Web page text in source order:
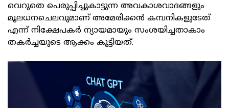
വെറുതെ പെരുപ്പിച്ചുകാട്ടുന്ന അവകാശവാദങ്ങളും
മൂലധനചെലവുമാണ് അമേരിക്കൻ കമ്പനികളുടേത്
എന്ന് നിക്ഷേപകർ ന്യായമായും സംശയിച്ചതാകാം
തകർച്ചയുടെ ആക്കം കൂട്ടിയത്.